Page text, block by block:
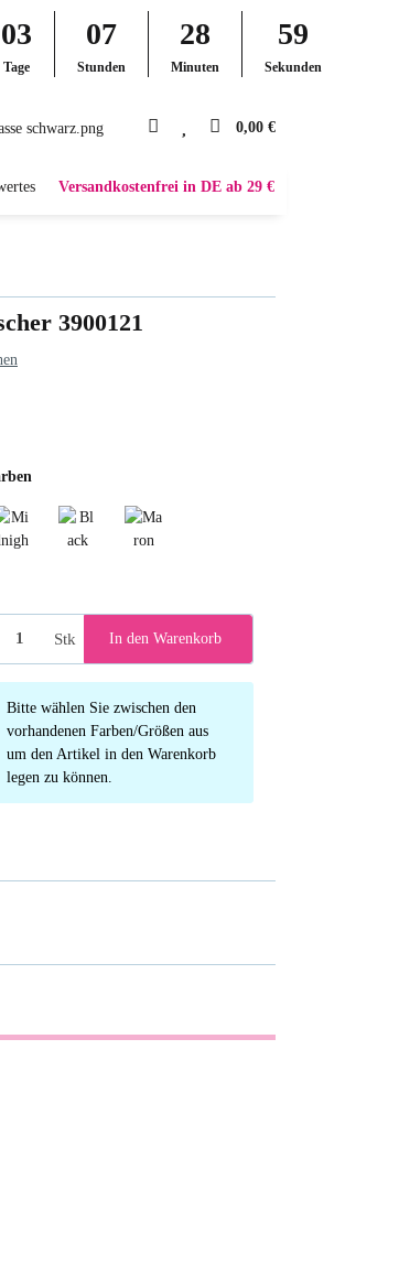
03
Tage
07
Stunden
28
Minuten
58
Sekunden
0,00 €
Versandkostenfrei in DE ab 29 €
3900121
Stk In den Warenkorb
x
Bitte wählen Sie zwischen den
vorhandenen Farben/Größen aus
um den Artikel in den Warenkorb
legen zu können.